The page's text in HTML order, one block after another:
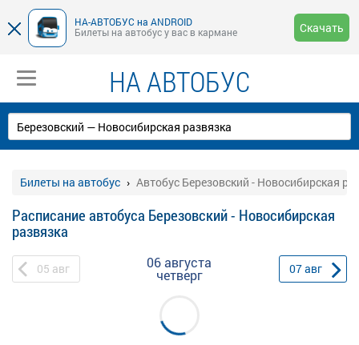
НА-АВТОБУС на ANDROID
Билеты на автобус у вас в кармане
Скачать
НА АВТОБУС
Билеты на автобус Автобус Березовский - Новосибирская
Расписание автобуса Березовский - Новосибирская
развязка
05 авг 06 августа
четверг 07авг